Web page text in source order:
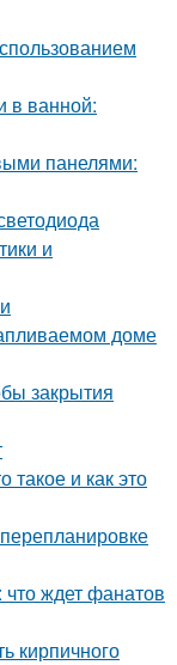
в ванной:
панелями:
и
доме
закрытия
такое и как это
ждет фанатов
кирпичного